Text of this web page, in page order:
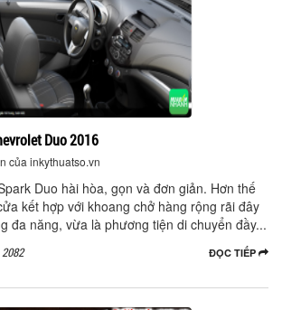
Duo 2016
của inkythuatso.vn
Duo hài hòa, gọn và đơn giản. Hơn thế
kết hợp với khoang chở hàng rộng rãi đây
đa năng, vừa là phương tiện di chuyển đầy...
ĐỌC TIẾP
2082